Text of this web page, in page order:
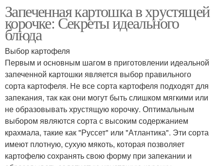
Запеченная картошка в хрустящей
корочке: Секреты идеального
блюда
Выбор картофеля
Первым и основным шагом в приготовлении идеальной
запеченной картошки является выбор правильного
сорта картофеля. Не все сорта картофеля подходят для
запекания, так как они могут быть слишком мягкими или
не образовывать хрустящую корочку. Оптимальным
выбором являются сорта с высоким содержанием
крахмала, такие как "Руссет" или "Атлантика". Эти сорта
имеют плотную, сухую мякоть, которая позволяет
картофелю сохранять свою форму при запекании и